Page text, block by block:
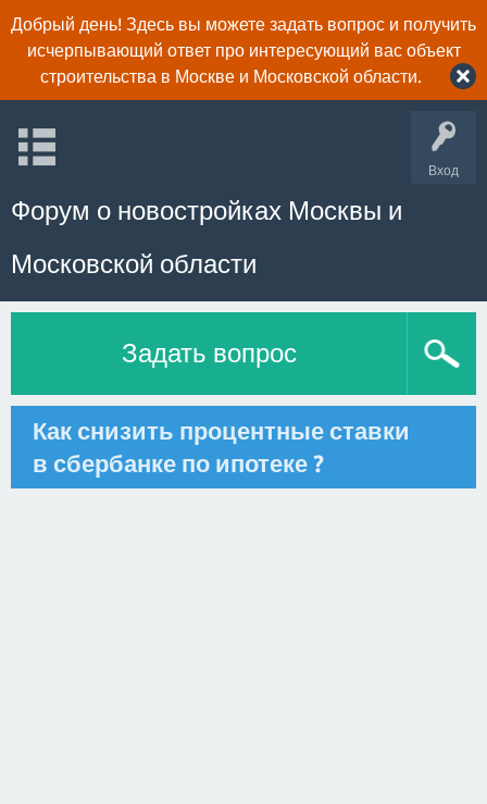
Добрый день! Здесь вы можете задать вопрос и получить
исчерпывающий ответ про интересующий вас объект
строительства в Москве и Московской области.
Вход
Форум о новостройках Москвы и
Московской области
Задать вопрос
Как снизить процентные ставки
в сбербанке по ипотеке ?